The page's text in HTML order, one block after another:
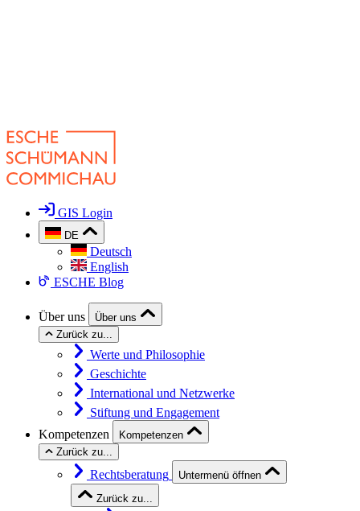
GIS Login
DE
Deutsch
English
ESCHE Blog
Über uns
Über uns
Zurück zu...
Werte und Philosophie
Geschichte
International und Netzwerke
Stiftung und Engagement
Kompetenzen
Kompetenzen
Zurück zu...
Rechtsberatung
Untermenü öffnen
Zurück zu...